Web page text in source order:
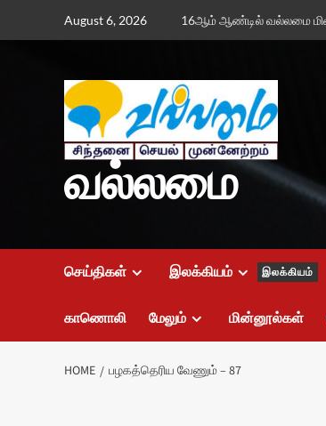
August 6, 2026 16ஆம் ஆண்டில் வல்லமை
வல்லமை
செய்திகள் இலக்கியம் இலக்கியம்
காணொலி மேலும் மின்னூல்கள்
HOME பழகத்தெரிய வேணும் – 87